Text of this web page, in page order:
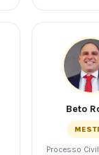
Beto
Processo Civil